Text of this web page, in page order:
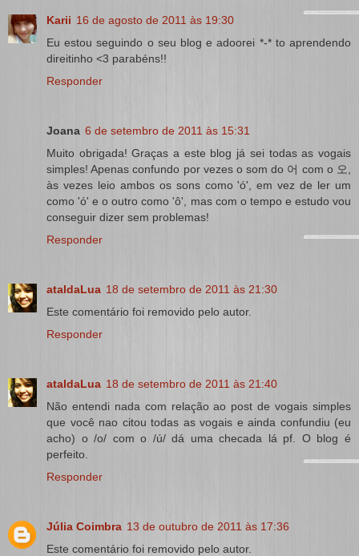
Karii 16 de agosto de 2011 às 19:30
Eu estou seguindo o seu blog e adoorei *-* to aprendendo
direitinho <3 parabéns!!
Responder
Joana 6 de setembro de 2011 às 15:31
Muito obrigada! Graças a este blog já sei todas as vogais
simples! Apenas confundo por vezes o som do 어 com o 오,
às vezes leio ambos os sons como 'ó', em vez de ler um
como 'ó' e o outro como 'ô', mas com o tempo e estudo vou
conseguir dizer sem problemas!
Responder
ataldaLua 18 de setembro de 2011 às 21:30
Este comentário foi removido pelo autor.
Responder
ataldaLua 18 de setembro de 2011 às 21:40
Não entendi nada com relação ao post de vogais simples
que você nao citou todas as vogais e ainda confundiu (eu
acho) o /o/ com o /ú/ dá uma checada lá pf. O blog é
perfeito.
Responder
Júlia Coimbra 13 de outubro de 2011 às 17:36
Este comentário foi removido pelo autor.